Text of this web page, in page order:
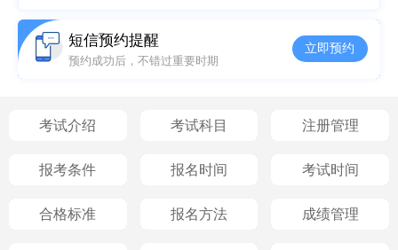
短信预约提醒
预约成功后，不错过重要时期
立即预约
考试介绍 考试科目 注册管理
报考条件 报名时间 考试时间
合格标准 报名方法 成绩管理